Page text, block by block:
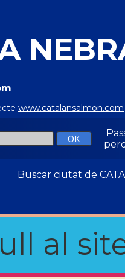
www.catalansalmon.com
Buscar ciutat de
al